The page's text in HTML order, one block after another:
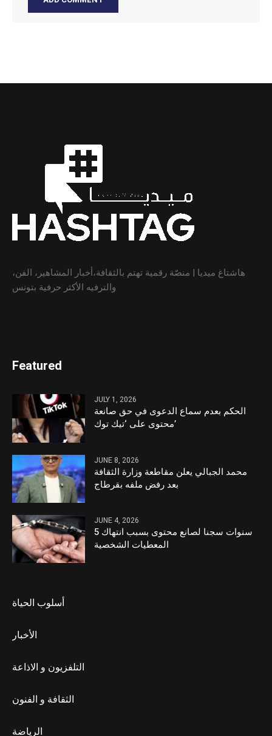
هاشتاغ ميديا | منصّة رقمية تهتم بالثقافة،أخبار المشاهير، الفن،
والترفيه الأكثر حرفية بتونس
Featured
JULY 1, 2026
الحكم بعدم سماع الدعوى في حق صانعة
محتوى على ‘تيك توك’
JUNE 8, 2026
محمد الجبالي يعلن مقاطعة وزارة الثقافة
بعد رفض ملفه بقرطاج
JUNE 4, 2026
5 سنوات سجنا لصانع محتوى بسبب انتهاك
المعطيات الشخصية
أسلوب الحياة
الأخبار
التلفزيون و الاذاعة
الثقافة و الفنون
الرياضة